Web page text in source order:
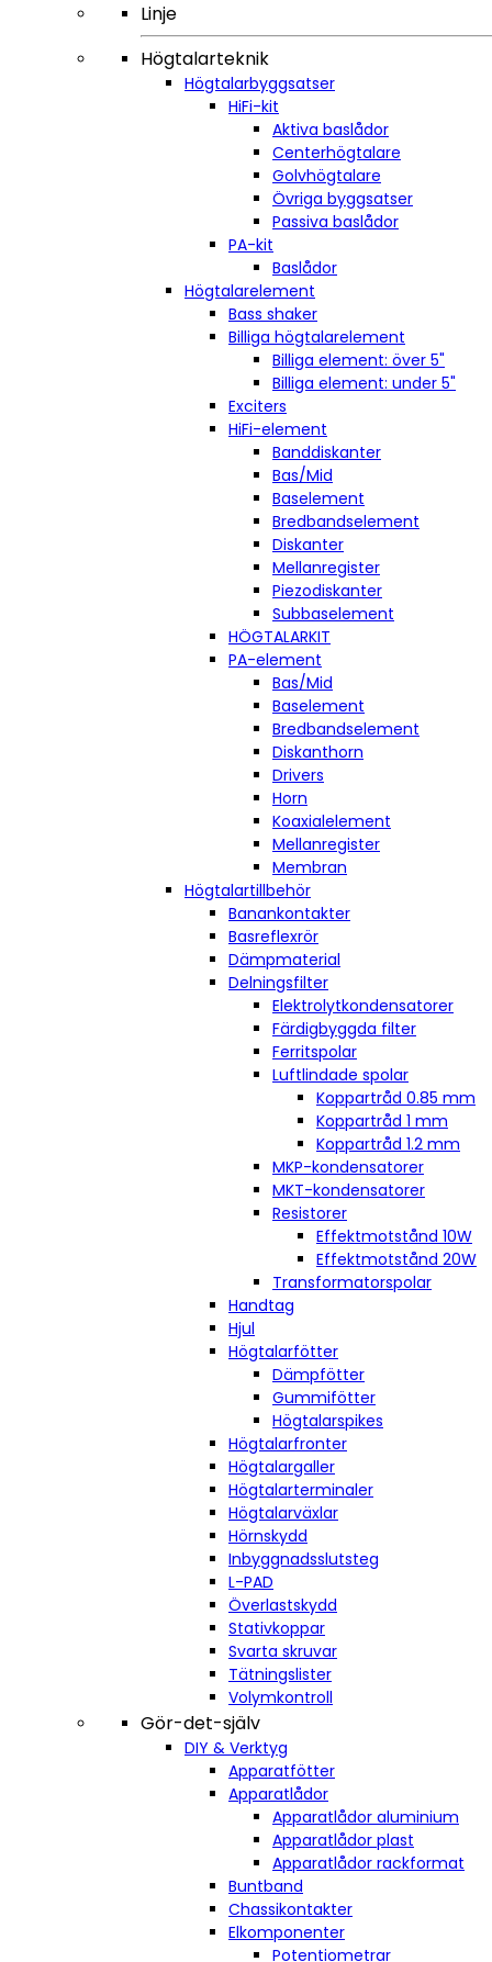
Linje
Högtalarteknik
Högtalarbyggsatser
HiFi-kit
Aktiva baslådor
Centerhögtalare
Golvhögtalare
Övriga byggsatser
Passiva baslådor
PA-kit
Baslådor
Högtalarelement
Bass shaker
Billiga högtalarelement
Billiga element: över 5"
Billiga element: under 5"
Exciters
HiFi-element
Banddiskanter
Bas/Mid
Baselement
Bredbandselement
Diskanter
Mellanregister
Piezodiskanter
Subbaselement
HÖGTALARKIT
PA-element
Bas/Mid
Baselement
Bredbandselement
Diskanthorn
Drivers
Horn
Koaxialelement
Mellanregister
Membran
Högtalartillbehör
Banankontakter
Basreflexrör
Dämpmaterial
Delningsfilter
Elektrolytkondensatorer
Färdigbyggda filter
Ferritspolar
Luftlindade spolar
Koppartråd 0.85 mm
Koppartråd 1 mm
Koppartråd 1.2 mm
MKP-kondensatorer
MKT-kondensatorer
Resistorer
Effektmotstånd 10W
Effektmotstånd 20W
Transformatorspolar
Handtag
Hjul
Högtalarfötter
Dämpfötter
Gummifötter
Högtalarspikes
Högtalarfronter
Högtalargaller
Högtalarterminaler
Högtalarväxlar
Hörnskydd
Inbyggnadsslutsteg
L-PAD
Överlastskydd
Stativkoppar
Svarta skruvar
Tätningslister
Volymkontroll
Gör-det-själv
DIY & Verktyg
Apparatfötter
Apparatlådor
Apparatlådor aluminium
Apparatlådor plast
Apparatlådor rackformat
Buntband
Chassikontakter
Elkomponenter
Potentiometrar